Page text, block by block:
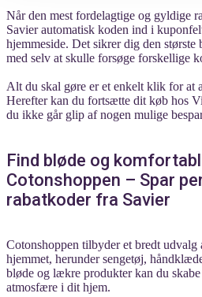
Når den mest fordelagtige og gyldige
Savier automatisk koden ind i
hjemmeside. Det sikrer dig den største
med selv at skulle forsøge forskellige
Alt du skal gøre er et enkelt klik for at
Herefter kan du fortsætte dit køb hos
du ikke går glip af nogen mulige
Find bløde og
Cotonshoppen – Spar
rabatkoder fra Savier
Cotonshoppen tilbyder et bredt
hjemmet, herunder sengetøj,
bløde og lækre produkter kan du
atmosfære i dit hjem.